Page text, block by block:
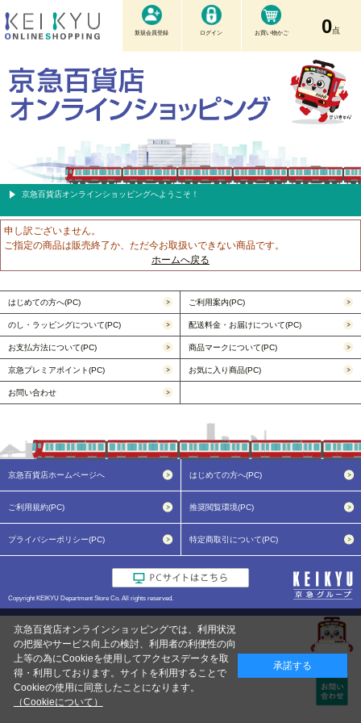
新規会員登録 ログイン お買い物かご 0点
京急百貨店オンラインショッピングへようこそ！
申し訳ございません。
ご指定の商品は販売終了か、ただ今お取扱いできない商品です。
ホームへ戻る
はじめての方へ(PC) ご利用案内(PC)
のし・ラッピングについて(PC) 配送料金・お届けについて(PC)
お支払方法について(PC) 商品マークについて(PC)
京急プレミアポイント(PC) お気に入り商品(PC)
お問い合わせ
京急百貨店ホームページへ はじめての方へ(PC)
ご利用規約(PC) 推奨閲覧環境(PC)
プライバシーポリシー(PC) 特定商取引について(PC)
Copyright KEIKYU Department Store Co. All rights reserved.
京急百貨店オンラインショッピングでは、利用状況
の把握やサービス向上の検討、利用者の利便性の向
上等の為にCookieを使用してアクセスデータを取
得・利用しております。サイトを利用することで
Cookieの使用に同意したことになります。
（Cookieについて）
承諾する